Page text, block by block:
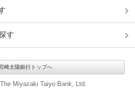
す
崎太陽銀行トップへ
Miyazaki Taiyo Bank, Ltd.